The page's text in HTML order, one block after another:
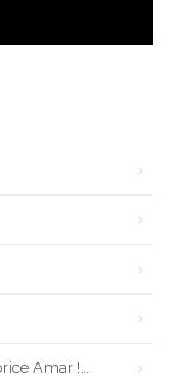
Amar !…